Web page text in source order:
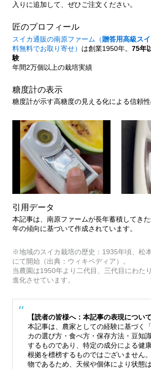
入りに追加して、ぜひご注文ください。
匠のプロフィール
スイカ通販の南原ファーム（贈答用高級ス
料無料でお取り寄せ） は創業1950年。 75年
験
年間2万個以上の栽培実績
糖度計の表示
糖度計が示す高糖度の見える化による信頼
引用データ
本記事は、南原ファームが長年蓄積してき
年の傾向に基づいて作成されています。
※地域のスイカ栽培の歴史：1935年頃、松
にて開始（出典：ウィキペディア）。
当農園は1950年より二代目、三代目にわた
進化させています。
【読者の皆様へ：本記事の表現について
本記事は、農家としての経験に基づく
カの選び方・食べ方・保存方法・豆知
するものであり、特定の成分による健
根拠を標榜するものではございません
物であるため、天候や個体により状態